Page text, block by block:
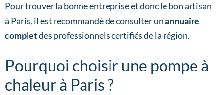
Pour trouver la bonne entreprise et donc le bon artisan
à Paris, il est recommandé de consulter unannuaire
completdes professionnels certifiés de la région.
Pourquoi choisir une pompe à
chaleur à Paris ?